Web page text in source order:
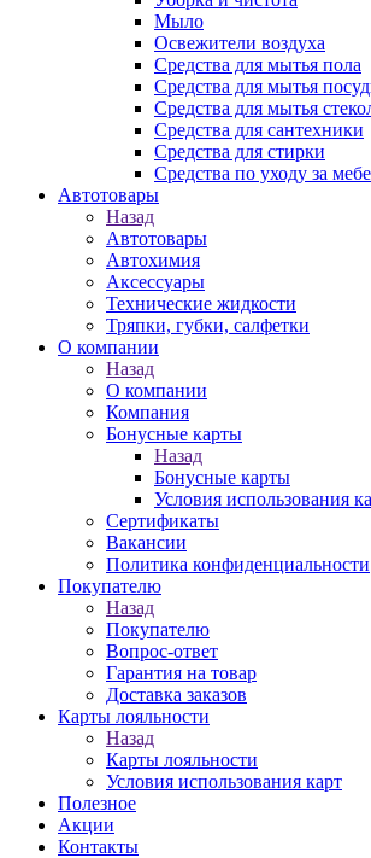
Мыло
Освежители воздуха
Средства для мытья пола
Средства для мытья
Средства для мытья
Средства для сантехники
Средства для стирки
Средства по уходу за
Автотовары
Назад
Автотовары
Автохимия
Аксессуары
Технические жидкости
Тряпки, губки, салфетки
О компании
Назад
О компании
Компания
Бонусные карты
Назад
Бонусные карты
Условия использования
Сертификаты
Вакансии
Политика конфиденциальности
Покупателю
Назад
Покупателю
Вопрос-ответ
Гарантия на товар
Доставка заказов
Карты лояльности
Назад
Карты лояльности
Условия использования карт
Полезное
Акции
Контакты